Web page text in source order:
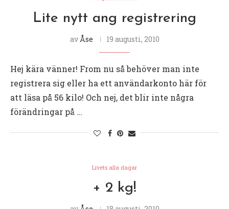
Lite nytt ang registrering
av Åse 19 augusti, 2010
Hej kära vänner! From nu så behöver man inte
registrera sig eller ha ett användarkonto här för
att läsa på 56 kilo! Och nej, det blir inte några
förändringar på …
Livets alla dagar
+ 2 kg!